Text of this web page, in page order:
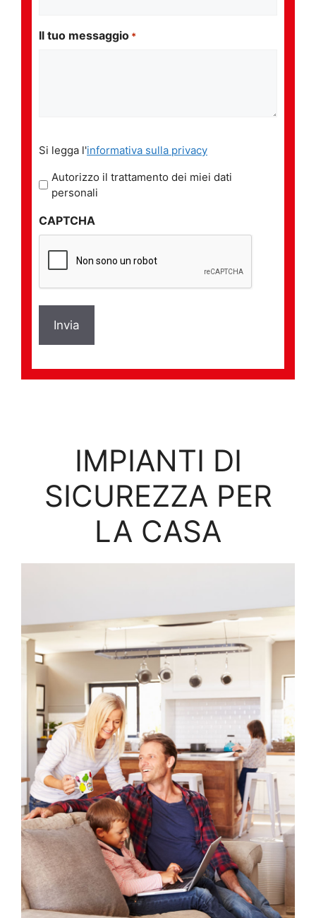
Il tuo messaggio *
legga
l'informativa
sulla
*
Si legga l'informativa sulla privacy
Autorizzo il trattamento dei miei dati
personali
CAPTCHA
IMPIANTI DI
SICUREZZA PER
LA CASA